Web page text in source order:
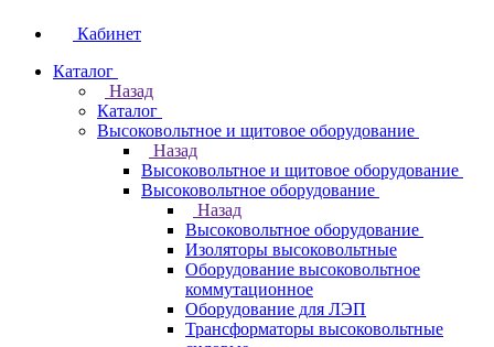
Кабинет
Каталог
Назад
Каталог
Высоковольтное и щитовое оборудование
Назад
Высоковольтное и щитовое оборудование
Высоковольтное оборудование
Назад
Высоковольтное оборудование
Изоляторы высоковольтные
Оборудование высоковольтное
коммутационное
Оборудование для ЛЭП
Трансформаторы высоковольтные